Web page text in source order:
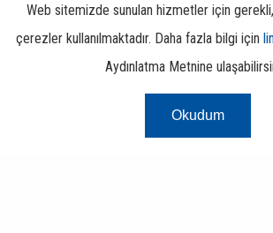
Web sitemizde sunulan hizmetler için
çerezler kullanılmaktadır. Daha fazla bilgi için
Aydınlatma Metnine
Okudum